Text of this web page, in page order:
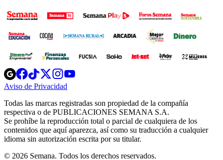
Opens
in
new
Opens
in
new
Opens
in
new
window
Opens
new
windowwindow
Aviso de Privacidad
new
window
Todas las marcas registradas son propiedad de la compañía
respectiva o de PUBLICACIONES SEMANA S.A.
Se prohíbe la reproducción total o parcial de cualquiera de los
contenidos que aquí aparezca, así como su traducción a cualquier
idioma sin autorización escrita por su titular.
© 2026 Semana. Todos los derechos reservados.